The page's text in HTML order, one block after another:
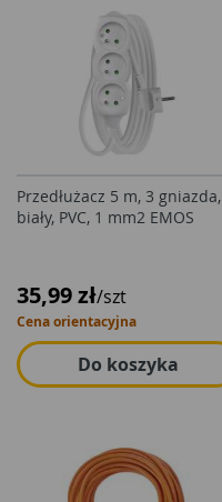
Przedłużacz 5 m, 3 gniazda,
biały, PVC, 1 mm2 EMOS
35,99 zł/szt
Cena orientacyjna
Do koszyka